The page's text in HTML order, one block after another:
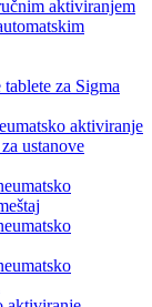
aktiviranjem
za Sigma
aktiviranje
ustanove